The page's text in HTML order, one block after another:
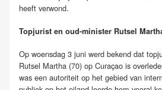
heeft verwond.
Topjurist en oud-minister Rutsel
Op woensdag 3 juni werd bekend dat
Rutsel Martha (70) op Curaçao is
was een autoriteit op het gebied van